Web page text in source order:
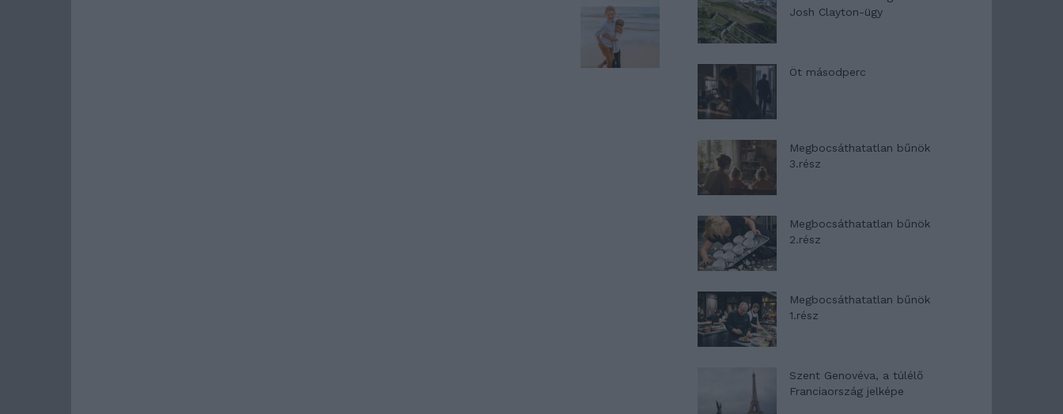
Josh Clayton-ügy
Öt másodperc
Megbocsáthatatlan bűnök
3.rész
Megbocsáthatatlan bűnök
2.rész
Megbocsáthatatlan bűnök
1.rész
Szent Genovéva, a túlélő
Franciaország jelképe